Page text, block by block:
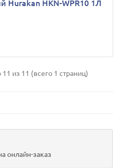
Hurakan HKN-WPR10 1Л
из 11 (всего 1 страниц)
онлайн-заказ